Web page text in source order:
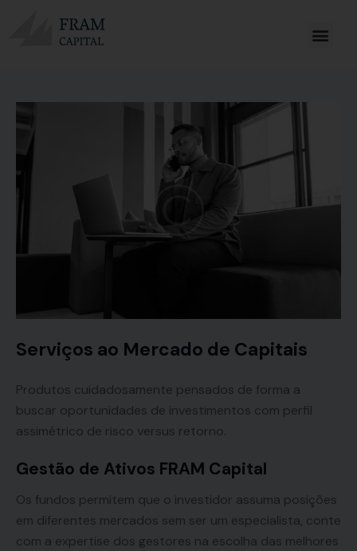
Serviços ao Mercado de Capitais
Produtos cuidadosamente pensados de forma a
buscar oportunidades de investimentos com perfil
assimétrico de risco versus retorno.
Gestão de Ativos FRAM Capital
Os fundos permitem que o investidor assuma posições
em diferentes mercados sem ser um especialista, conte
com a expertise dos gestores na escolha das melhores